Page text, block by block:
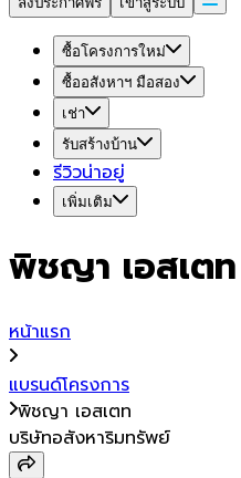
ซื้อโครงการใหม่
ซื้ออสังหาฯ มือสอง
เช่า
รับสร้างบ้าน
รีวิวน่าอยู่
เพิ่มเติม
พิชญา เอสเตท
หน้าแรก
แบรนด์โครงการ
พิชญา เอสเตท
บริษัทอสังหาริมทรัพย์